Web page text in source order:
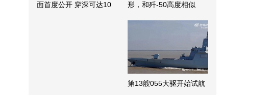
面首度公开 穿深可达10
形，和歼-50高度相似
第13艘055大驱开始试航